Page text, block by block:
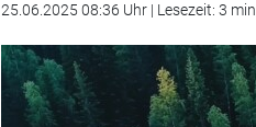
25.06.2025 08:36 Uhr | Lesezeit: 3 min